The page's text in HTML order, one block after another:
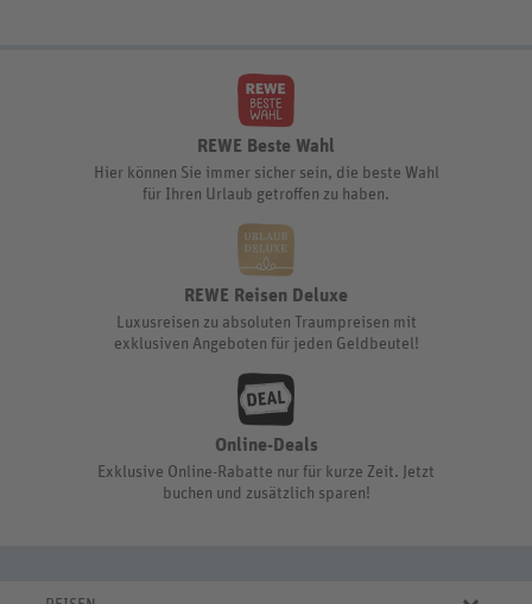
REWE Beste Wahl
Hier können Sie immer sicher sein, die beste Wahl
für Ihren Urlaub getroffen zu haben.
REWE Reisen Deluxe
Luxusreisen zu absoluten Traumpreisen mit
exklusiven Angeboten für jeden Geldbeutel!
Online-Deals
Exklusive Online-Rabatte nur für kurze Zeit. Jetzt
buchen und zusätzlich sparen!